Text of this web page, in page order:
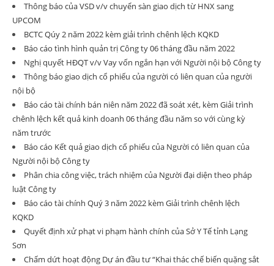
Thông báo của VSD v/v chuyển sàn giao dịch từ HNX sang
UPCOM
BCTC Qúy 2 năm 2022 kèm giải trình chênh lệch KQKD
Báo cáo tình hình quản trị Công ty 06 tháng đầu năm 2022
Nghị quyết HĐQT v/v Vay vốn ngắn hạn với Người nội bộ Công ty
Thông báo giao dịch cổ phiếu của người có liên quan của người
nội bộ
Báo cáo tài chính bán niên năm 2022 đã soát xét, kèm Giải trình
chênh lệch kết quả kinh doanh 06 tháng đầu năm so với cùng kỳ
năm trước
Báo cáo Kết quả giao dịch cổ phiếu của Người có liên quan của
Người nội bộ Công ty
Phân chia công việc, trách nhiệm của Người đại diện theo pháp
luật Công ty
Báo cáo tài chính Quý 3 năm 2022 kèm Giải trình chênh lệch
KQKD
Quyết định xử phạt vi phạm hành chính của Sở Y Tế tỉnh Lạng
Sơn
Chấm dứt hoạt động Dự án đầu tư “Khai thác chế biến quặng sắt